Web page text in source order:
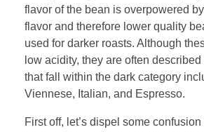
flavor of the bean is overpowered
flavor and therefore lower quality
used for darker roasts. Although
low acidity, they are often
that fall within the dark category
Viennese, Italian, and Espresso.
First off, let’s dispel some